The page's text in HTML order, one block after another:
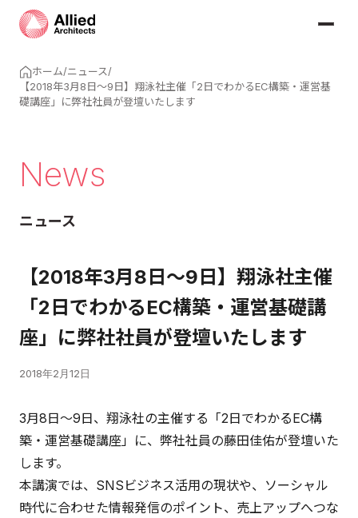
ホーム/ニュース/
【2018年3月8日～9日】翔泳社主催「2日でわかるEC構築・運営基
礎講座」に弊社社員が登壇いたします
News
ニュース
【2018年3月8日～9日】翔泳社主催
「2日でわかるEC構築・運営基礎講
座」に弊社社員が登壇いたします
2018年2月12日
3月8日～9日、翔泳社の主催する「2日でわかるEC構
築・運営基礎講座」に、弊社社員の藤田佳佑が登壇いた
します。
本講演では、SNSビジネス活用の現状や、ソーシャル
時代に合わせた情報発信のポイント、売上アップへつな